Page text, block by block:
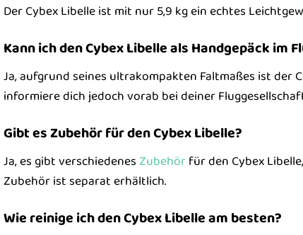
Der Cybex Libelle ist mit nur 5,9 kg ein echtes
Kann ich den Cybex Libelle als Handgepäck im
Ja, aufgrund seines ultrakompakten Faltmaßes ist der
informiere dich jedoch vorab bei deiner
Gibt es Zubehör für den Cybex Libelle?
Ja, es gibt verschiedenes Zubehörfür den Cybex
Zubehör ist separat erhältlich.
Wie reinige ich den Cybex Libelle am besten?